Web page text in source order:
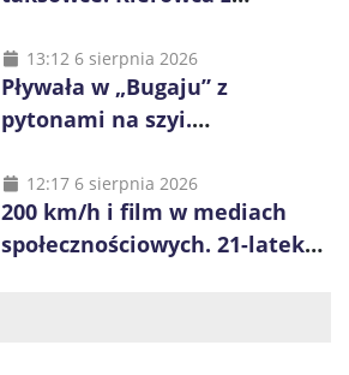
na obrzeża Wrocławia
13:12 6 sierpnia 2026
Pływała w „Bugaju” z
pytonami na szyi.
12:17 6 sierpnia 2026
200 km/h i film w mediach
społecznościowych. 21-latek